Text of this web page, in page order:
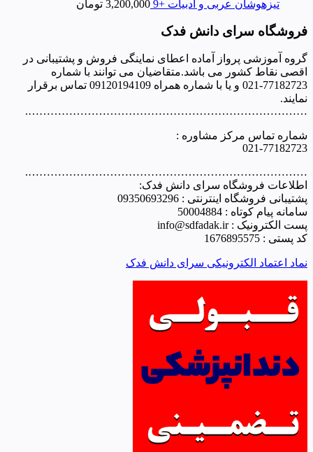
تیزهوشان عربی و ادبیات +9 3,200,000 تومان
فروشگاه سرای دانش فدک
گروه آموزشی پرواز آماده اعطای نماینگی فروش و پشتیبانی در
اقصی نقاط کشور می باشد.متقاضیان می توانند با شماره
77182723-021 و یا با شماره همراه 09120194109 تماس برقرار
نمایند.
………………………………………………………………….
شماره تماس مرکز مشاوره :
021-77182723
………………………………………………………………….
اطلاعات فروشگاه سرای دانش فدک:
پشتیبانی فروشگاه اینترنتی : 09350693296
سامانه پیام کوتاه : 50004884
پست الکترونیک : info@sdfadak.ir
کد پستی : 1676895575
نماد اعتماد الکترونیکی سرای دانش فدک